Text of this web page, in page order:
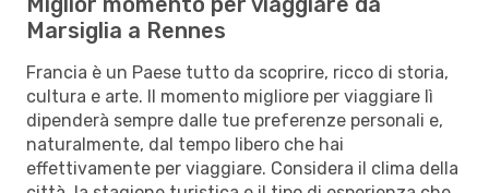
Marsiglia a Rennes
Francia è un Paese tutto da scoprire, ricco di storia,
cultura e arte. Il momento migliore per viaggiare lì
dipenderà sempre dalle tue preferenze personali e,
naturalmente, dal tempo libero che hai
effettivamente per viaggiare. Considera il clima della